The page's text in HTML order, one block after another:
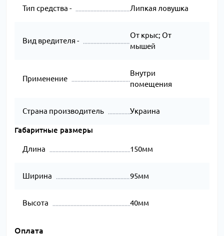
Тип средства - Липкая ловушка
Вид вредителя -
От крыс; От
мышей
Применение
Внутри
помещения
Страна производитель Украина
Габаритные размеры
Длина 150мм
Ширина 95мм
Высота 40мм
Оплата